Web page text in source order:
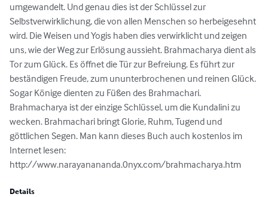
umgewandelt. Und genau dies ist der Schlüssel zur
Selbstverwirklichung, die von allen Menschen so herbeigesehnt
wird. Die Weisen und Yogis haben dies verwirklicht und zeigen
uns, wie der Weg zur Erlösung aussieht. Brahmacharya dient als
Tor zum Glück. Es öffnet die Tür zur Befreiung. Es führt zur
beständigen Freude, zum ununterbrochenen und reinen Glück.
Sogar Könige dienten zu Füßen des Brahmachari.
Brahmacharya ist der einzige Schlüssel, um die Kundalini zu
wecken. Brahmachari bringt Glorie, Ruhm, Tugend und
göttlichen Segen. Man kann dieses Buch auch kostenlos im
Internet lesen:
http://www.narayanananda.0nyx.com/brahmacharya.htm
Details